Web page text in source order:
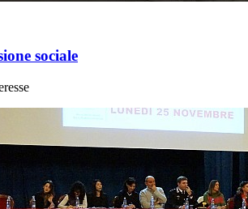
sociale